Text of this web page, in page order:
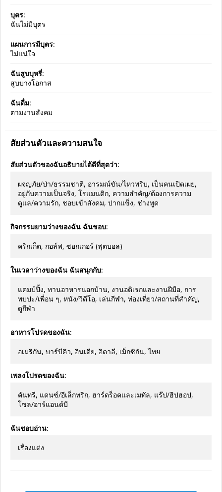
บุตร:
ฉันไม่มีบุตร
แผนการมีบุตร:
ไม่แน่ใจ
ฉันสูบบุหรี่:
สูบบางโอกาส
ฉันดื่ม:
ตามงานสังคม
สัยส่วนตัวและความสนใจ
สัยส่วนตัวของฉันอธิบายได้ดีที่สุดว่า:
ผจญภัย/ป่า/ธรรมชาติ, อารมณ์ขัน/ไหวพริบ, เป็นคนเปิดเผย,
อยู่กับความเป็นจริง, โรแมนติก, ความสำคัญ/ต้องการความ
ดูแล/ความรัก, ชอบเข้าสังคม, ปากแข็ง, ช่างพูด
กิจกรรมยามว่างของฉัน ฉันชอบ:
คริกเก็ต, กอล์ฟ, ซอกเกอร์ (ฟุตบอล)
ในเวลาว่างของฉัน ฉันสนุกกับ:
แคมป์ปิ้ง, ทานอาหารนอกบ้าน, งานอดิเรกและงานฝีมือ, การ
พบปะ/เพื่อน ๆ, หนัง/วิดีโอ, เล่นกีฬา, ท่องเที่ยว/สถานที่สำคัญ,
ดูกีฬา
อาหารโปรดของฉัน:
อเมริกัน, บาร์บีคิว, อินเดีย, อิตาลี, เม็กซิกัน, ไทย
เพลงโปรดของฉัน:
คันทรี, แดนซ์/อีเล็กทริก, ฮาร์ดร็อคและเมทัล, แร๊ป/ฮิปฮอป,
โซล/อาร์แอนด์บี
ฉันชอบอ่าน:
เรื่องแต่ง